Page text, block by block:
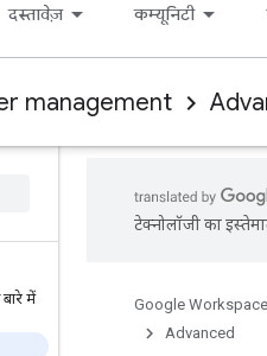
दस्तावेज़ कम्यूनिटी
management
में
टेक्नोलॉजी का
Google
Advanced